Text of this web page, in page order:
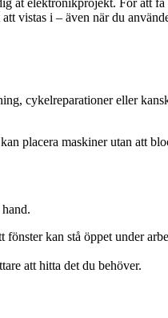
vistas i – även när du
cykelreparationer eller
placera maskiner utan att
kan stå öppet under
att hitta det du behöver.